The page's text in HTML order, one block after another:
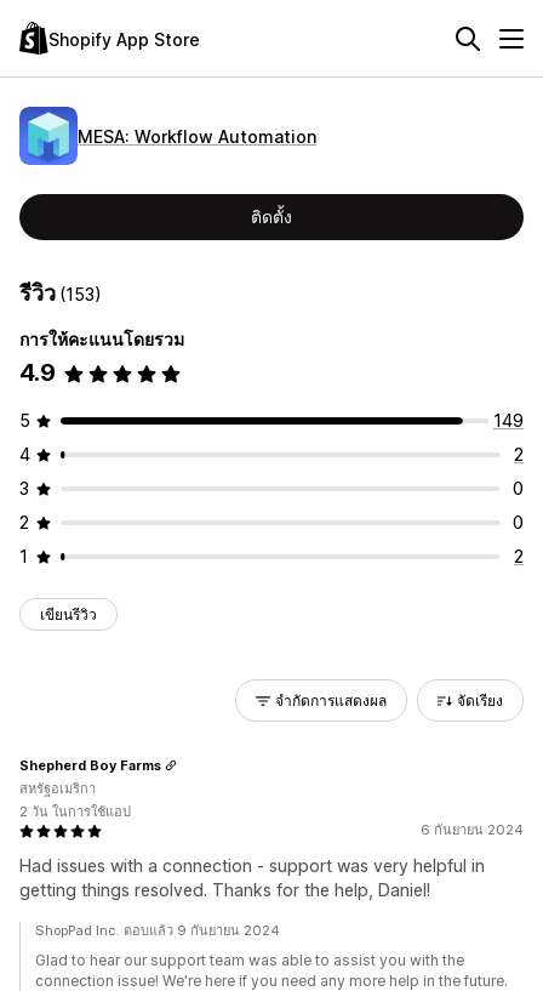
Shopify App Store
MESA: Workflow Automation
ติดตั้ง
รีวิว (153)
การให้คะแนนโดยรวม
4.9
5
149
4
2
3
0
2
0
1
2
เขียนรีวิว
จำกัดการแสดงผล จัดเรียง
6 กันยายน 2024
Had issues with a connection - support was very helpful in
getting things resolved. Thanks for the help, Daniel!
Shepherd Boy Farms
สหรัฐอเมริกา
2 วัน ในการใช้แอป
ShopPad Inc. ตอบแล้ว 9 กันยายน 2024
Glad to hear our support team was able to assist you with the
connection issue! We're here if you need any more help in the future.